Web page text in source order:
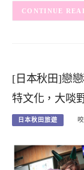
CONTINUE
[日本秋田]戀
特文化，大啖
日本秋田旅遊